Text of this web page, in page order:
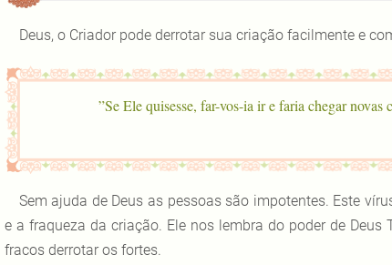
Deus, o Criador pode derrotar sua criação facilmente e
Sem ajuda de Deus as pessoas são impotentes. Este
e a fraqueza da criação. Ele nos lembra do poder de
fracos derrotar os fortes.